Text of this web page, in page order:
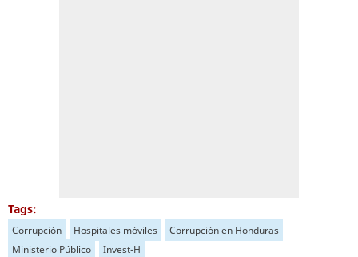
Tags:
Corrupción Hospitales móviles
Corrupción en Honduras
Ministerio Público
Invest-H